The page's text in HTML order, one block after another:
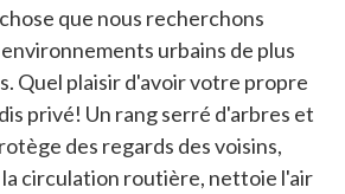
que nous recherchons
urbains de plus
Quel plaisir d'avoir votre propre
privé! Un rang serré d'arbres et
des regards des voisins,
circulation routière, nettoie l'air